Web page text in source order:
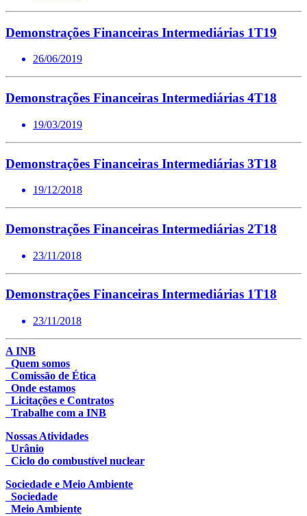
Demonstrações Financeiras Intermediárias 1T19
26/06/2019
Demonstrações Financeiras Intermediárias 4T18
19/03/2019
Demonstrações Financeiras Intermediárias 3T18
19/12/2018
Demonstrações Financeiras Intermediárias 2T18
23/11/2018
Demonstrações Financeiras Intermediárias 1T18
23/11/2018
A INB
Quem somos
Comissão de Ética
Onde estamos
Licitações e Contratos
Trabalhe com a INB
Nossas Atividades
Urânio
Ciclo do combustível nuclear
Sociedade e Meio Ambiente
Sociedade
Meio Ambiente